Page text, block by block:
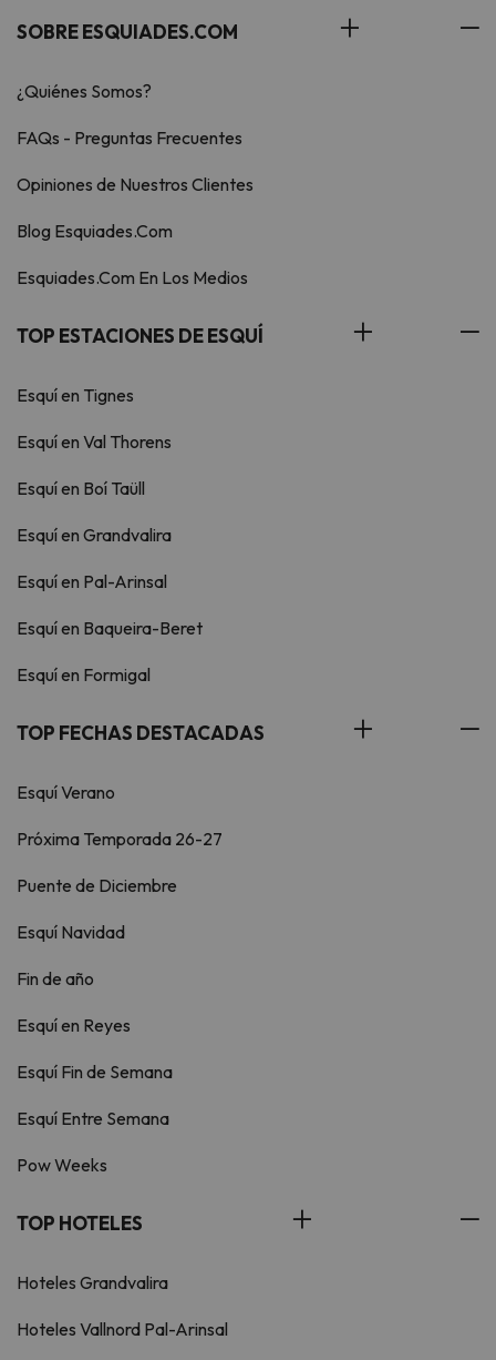
SOBRE ESQUIADES.COM
¿Quiénes Somos?
FAQs - Preguntas Frecuentes
Opiniones de Nuestros Clientes
Blog Esquiades.Com
Esquiades.Com En Los Medios
TOP ESTACIONES DE ESQUÍ
Esquí en Tignes
Esquí en Val Thorens
Esquí en Boí Taüll
Esquí en Grandvalira
Esquí en Pal-Arinsal
Esquí en Baqueira-Beret
Esquí en Formigal
TOP FECHAS DESTACADAS
Esquí Verano
Próxima Temporada 26-27
Puente de Diciembre
Esquí Navidad
Fin de año
Esquí en Reyes
Esquí Fin de Semana
Esquí Entre Semana
Pow Weeks
TOP HOTELES
Hoteles Grandvalira
Hoteles Vallnord Pal-Arinsal